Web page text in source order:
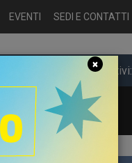
EVENTI SEDI E CONTATTI
informazioni e preventivi:
AZIENDALE
×